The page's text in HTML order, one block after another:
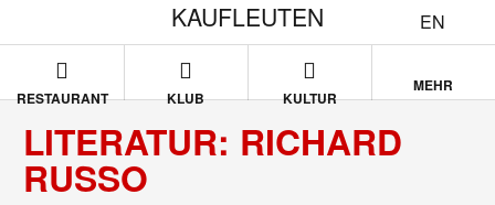
EN
KAUFLEUTEN
RESTAURANT KLUB KULTUR
MEHR
LITERATUR: RICHARD
RUSSO